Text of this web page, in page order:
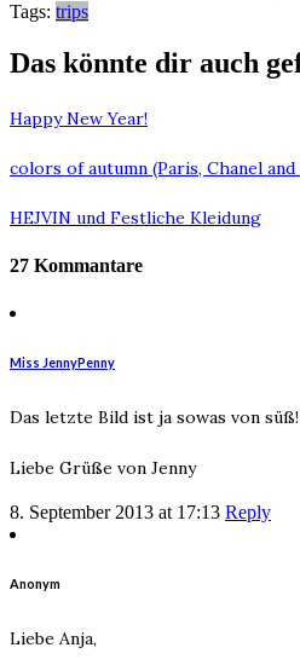
Tags: trips
Das könnte dir auch
Happy New Year!
colors of autumn (Paris, Chanel
HEJVIN und Festliche Kleidung
27 Kommantare
Miss JennyPenny
Das letzte Bild ist ja sowas von süß!
Liebe Grüße von Jenny
8. September 2013 at 17:13 Reply
Anonym
Liebe Anja,